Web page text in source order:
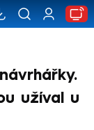
užíval u